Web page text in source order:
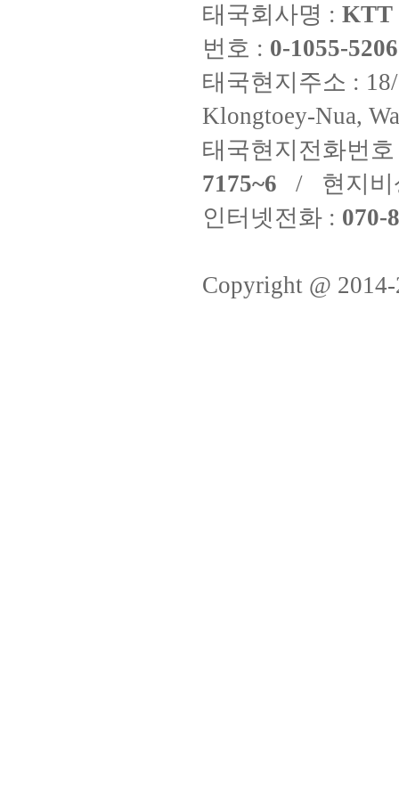
태국회사명 : KTT
번호 : 0-1055-
태국현지주소 :
Klongtoey-Nua,
태국현지전화번
7175~6 / 현지비
인터넷전화 : 070-
Copyright @